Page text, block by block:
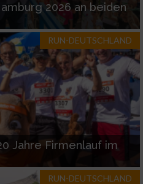
2026 an beiden
RUN-DEUTSCHLAND
Jahre Firmenlauf im
RUN-DEUTSCHLAND